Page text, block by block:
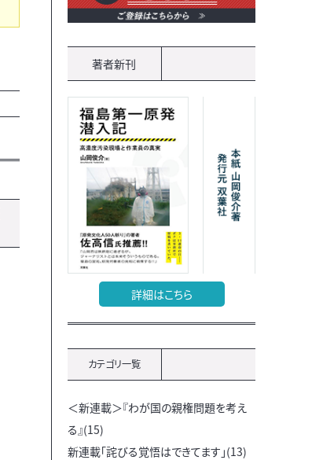
著者新刊
詳細はこちら
カテゴリ一覧
＜新連載＞『わが国の親権問題を考え
る』(15)
新連載「詫びる覚悟はできてます」(13)